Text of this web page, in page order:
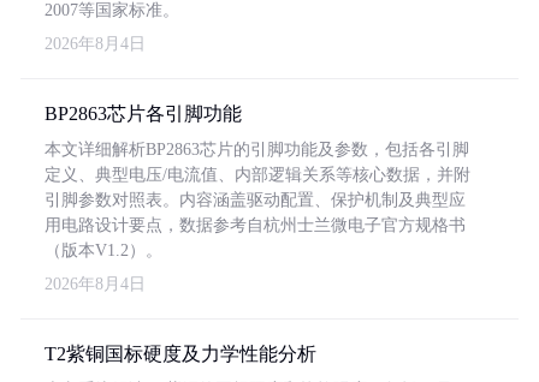
2007等国家标准。
2026年8月4日
BP2863芯片各引脚功能
本文详细解析BP2863芯片的引脚功能及参数，包括各引脚
定义、典型电压/电流值、内部逻辑关系等核心数据，并附
引脚参数对照表。内容涵盖驱动配置、保护机制及典型应
用电路设计要点，数据参考自杭州士兰微电子官方规格书
（版本V1.2）。
2026年8月4日
T2紫铜国标硬度及力学性能分析